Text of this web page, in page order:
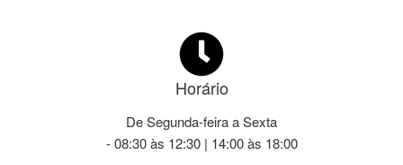
Horário
De Segunda-feira a Sexta
- 08:30 às 12:30 | 14:00 às 18:00